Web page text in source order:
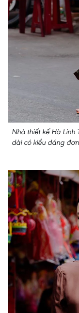
Nhà thiết kế Hà Linh
dài có kiểu dáng